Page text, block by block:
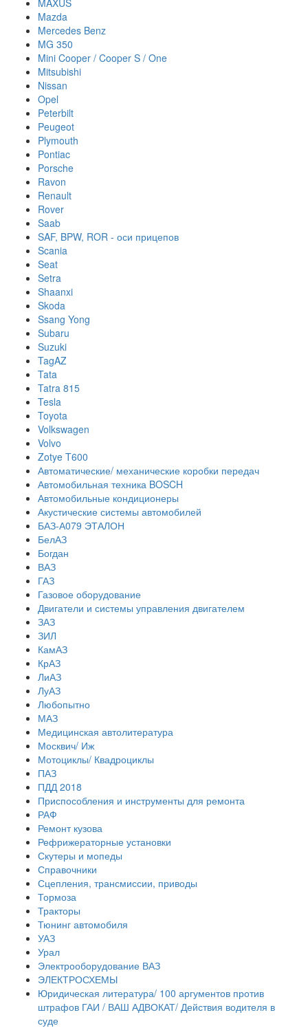
MAXUS
Mazda
Mercedes Benz
MG 350
Mini Cooper / Cooper S / One
Mitsubishi
Nissan
Opel
Peterbilt
Peugeot
Plymouth
Pontiac
Porsche
Ravon
Renault
Rover
Saab
SAF, BPW, ROR - оси прицепов
Scania
Seat
Setra
Shaanxi
Skoda
Ssang Yong
Subaru
Suzuki
TagAZ
Tata
Tatra 815
Tesla
Toyota
Volkswagen
Volvo
Zotye T600
Автоматические/ механические коробки передач
Автомобильная техника BOSCH
Автомобильные кондиционеры
Акустические системы автомобилей
БАЗ-А079 ЭТАЛОН
БелАЗ
Богдан
ВАЗ
ГАЗ
Газовое оборудование
Двигатели и системы управления двигателем
ЗАЗ
ЗИЛ
КамАЗ
КрАЗ
ЛиАЗ
ЛуАЗ
Любопытно
МАЗ
Медицинская автолитература
Москвич/ Иж
Мотоциклы/ Квадроциклы
ПАЗ
ПДД 2018
Приспособления и инструменты для ремонта
РАФ
Ремонт кузова
Рефрижераторные установки
Скутеры и мопеды
Справочники
Сцепления, трансмиссии, приводы
Тормоза
Тракторы
Тюнинг автомобиля
УАЗ
Урал
Электрооборудование ВАЗ
ЭЛЕКТРОСХЕМЫ
Юридическая литература/ 100 аргументов против
штрафов ГАИ / ВАШ АДВОКАТ/ Действия водителя в
суде